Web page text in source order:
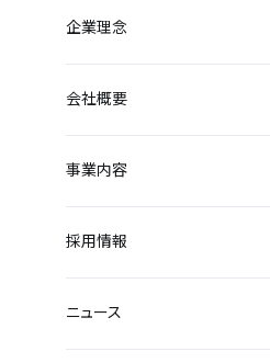
企業理念
会社概要
事業内容
採用情報
ニュース